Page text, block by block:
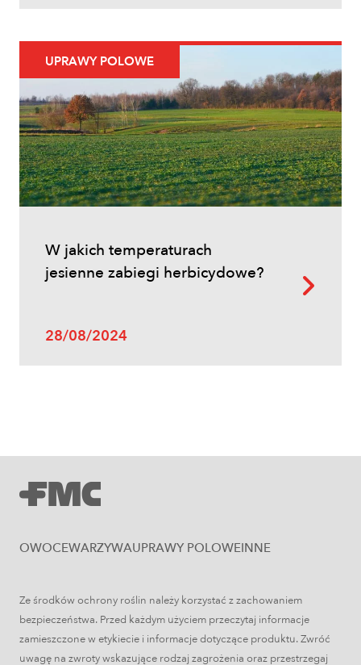
herbicydy wybrać?
Inne
Oprysk na miotłę zbożową wiosną
Zboża jare – najważniejsze informacje
UPRAWY POLOWE
W jakich temperaturach
jesienne zabiegi herbicydowe?
28/08/2024
OWOCEWARZYWAUPRAWY POLOWEINNE
Ze środków ochrony roślin należy korzystać z zachowaniem
bezpieczeństwa. Przed każdym użyciem przeczytaj informacje
zamieszczone w etykiecie i informacje dotyczące produktu. Zwróć
uwagę na zwroty wskazujące rodzaj zagrożenia oraz przestrzegaj